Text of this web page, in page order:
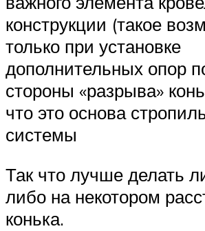
конструкции (такое
только при установке
дополнительных опор
стороны «разрыва»
что это основа
системы
Так что лучше делать
либо на некотором
конька.